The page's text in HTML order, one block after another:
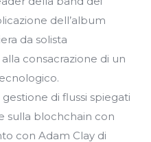
dell’album
da solista
consacrazione di un
di flussi spiegati
sulla blochchain con
con Adam Clay di